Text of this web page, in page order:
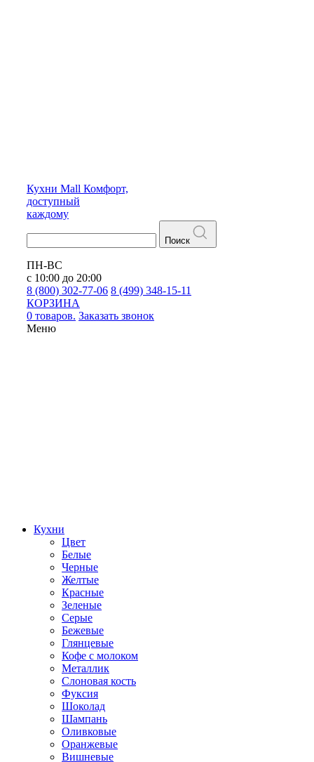
Кухни Mall Комфорт,
доступный
каждому
Поиск
ПН-ВС
с 10:00 до 20:00
8 (800) 302-77-06 8 (499) 348-15-11
КОРЗИНА
0 товаров. Заказать звонок
Меню
Кухни
Цвет
Белые
Черные
Желтые
Красные
Зеленые
Серые
Бежевые
Глянцевые
Кофе с молоком
Металлик
Слоновая кость
Фуксия
Шоколад
Шампань
Оливковые
Оранжевые
Вишневые